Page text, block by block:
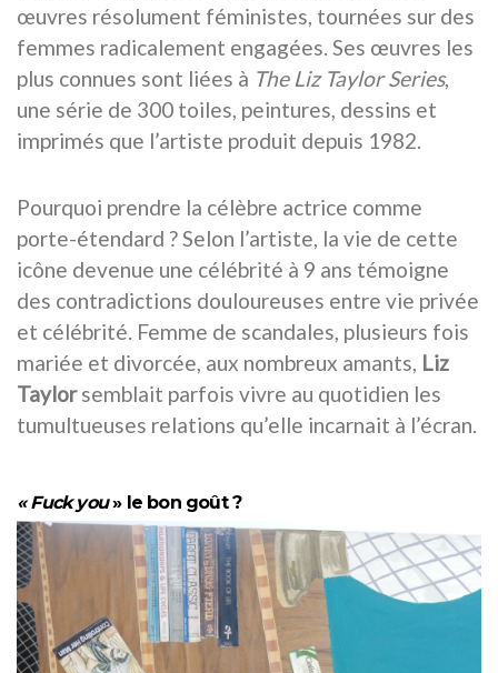
œuvres résolument féministes, tournées sur des
femmes radicalement engagées. Ses œuvres les
plus connues sont liées à The Liz Taylor Series,
une série de 300 toiles, peintures, dessins et
imprimés que l’artiste produit depuis 1982.
Pourquoi prendre la célèbre actrice comme
porte-étendard ? Selon l’artiste, la vie de cette
icône devenue une célébrité à 9 ans témoigne
des contradictions douloureuses entre vie privée
et célébrité. Femme de scandales, plusieurs fois
mariée et divorcée, aux nombreux amants, Liz
Taylorsemblait parfois vivre au quotidien les
tumultueuses relations qu’elle incarnait à l’écran.
« Fuck you» le bon goût ?